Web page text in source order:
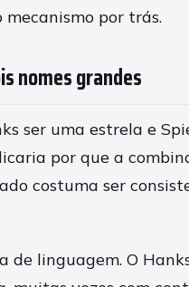
por trás.
nomes grandes
ser uma estrela e
por que a
costuma ser
de linguagem. O